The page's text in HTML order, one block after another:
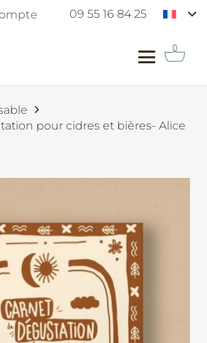
09 55 16 84 25
pour cidres et bières- Alice